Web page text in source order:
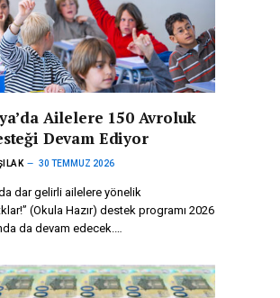
Ailelere 150 Avroluk
Devam Ediyor
30 TEMMUZ 2026
dar gelirli ailelere yönelik
(Okula Hazır) destek programı 2026
da devam edecek.…